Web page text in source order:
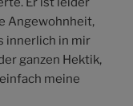
Angewohnheit,
innerlich in mir
ganzen Hektik,
meine